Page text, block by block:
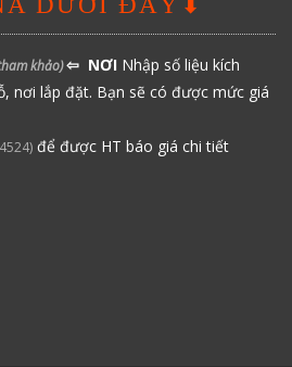
khảo)⇦ NƠI Nhập số liệu kích
nơi lắp đặt. Bạn sẽ có được mức giá
để được HT báo giá chi tiết